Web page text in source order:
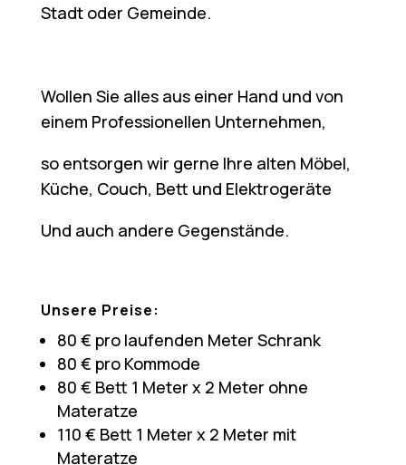
Stadt oder Gemeinde.
Wollen Sie alles aus einer Hand und von
einem Professionellen Unternehmen,
so entsorgen wir gerne Ihre alten Möbel,
Küche, Couch, Bett und Elektrogeräte
Und auch andere Gegenstände.
Unsere Preise:
80 € pro laufenden Meter Schrank
80 € pro Kommode
80 € Bett 1 Meter x 2 Meter ohne
Materatze
110 € Bett 1 Meter x 2 Meter mit
Materatze